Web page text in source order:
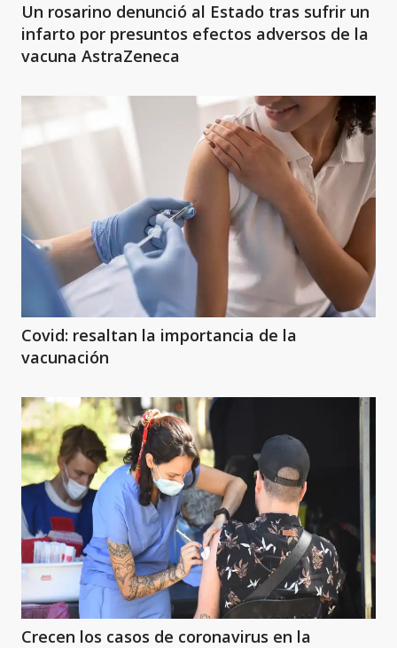
Un rosarino denunció al Estado tras sufrir un
infarto por presuntos efectos adversos de la
vacuna AstraZeneca
Covid: resaltan la importancia de la
vacunación
Crecen los casos de coronavirus en la